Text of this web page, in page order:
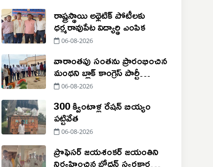
రాష్ట్రస్థాయి అథ్లెటిక్ పోటీలకు
ధర్మరావుపేట విద్యార్థి ఎంపిక
06-08-2026
వారాంతపు సంతను ప్రారంభించిన
మంథని బ్లాక్ కాంగ్రెస్ పార్టీ
అధ్యక్షులు
06-08-2026
300 క్వింటాళ్ల రేషన్ బియ్యం
పట్టివేత
06-08-2026
ప్రొఫెసర్ జయశంకర్ జయంతిని
నిర్వహించిన బోధన్ స్వర్ణకార